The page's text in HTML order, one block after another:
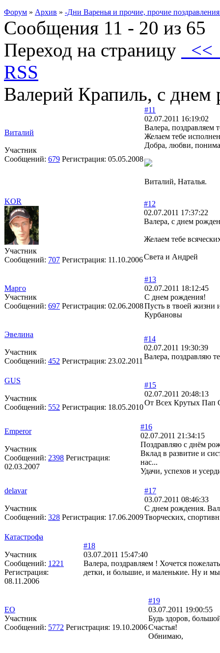
Форум » Архив » -Дни Варенья и прочие, прочие
Сообщения 11 - 20 из 65
Переход на страницу
RSS
Валерий Крапиль, с
Виталий
Участник
Сообщений: 679 Регистрация: 05.05.2008
#11
02.07.2011 16:19:02
Валера, поздравляем
Желаем тебе
Добра, любви,
Виталий, Наталья.
KOR
Участник
Сообщений: 707 Регистрация: 11.10.2006
#12
02.07.2011 17:37:22
Валера, с днем
Желаем тебе
Света и Андрей
Марго
Участник
Сообщений: 697 Регистрация: 02.06.2008
#13
02.07.2011 18:12:45
С днем рождения!
Пусть в твоей жизни
Курбановы
Эвелина
Участник
Сообщений: 452 Регистрация: 23.02.2011
#14
02.07.2011 19:30:39
Валера, поздравляю
GUS
Участник
Сообщений: 552 Регистрация: 18.05.2010
#15
02.07.2011 20:48:13
От Всех Крутых Пап
Emperor
Участник
Сообщений: 2398 Регистрация:
02.03.2007
#16
02.07.2011 21:34:15
Поздравляю с днём
Вклад в развитие и
нас...
Удачи, успехов и
delavar
Участник
Сообщений: 328 Регистрация: 17.06.2009
#17
03.07.2011 08:46:33
С днем рождения.
Творческих,
Катастрофа
Участник
Сообщений: 1221
Регистрация:
08.11.2006
#18
03.07.2011 15:47:40
Валера, поздравляем ! Хочется
детки, и большие, и маленькие. Ну и
ЕО
Участник
Сообщений: 5772 Регистрация: 19.10.2006
#19
03.07.2011 19:00:55
Будь здоров,
Счастья!
Обнимаю,